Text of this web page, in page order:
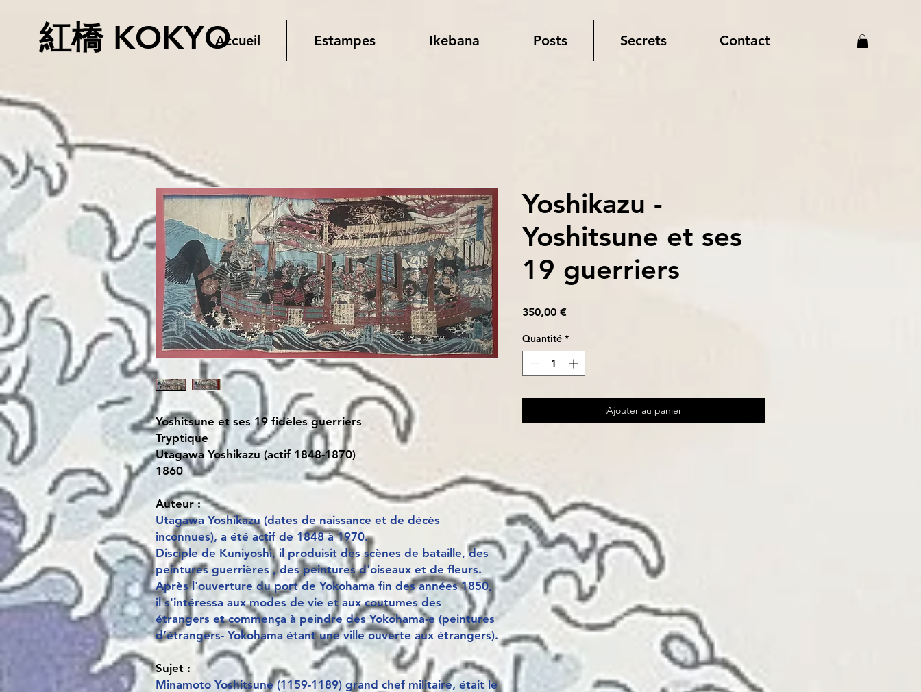
紅橋 KOKYOAccueil Estampes Ikebana Posts Secrets Contact
Yoshitsune et ses 19 fidèles guerriers
Tryptique
Utagawa Yoshikazu (actif 1848-1870)
1860
Auteur :
Utagawa Yoshikazu (dates de naissance et de décès
inconnues), a été actif de 1848 à 1970.
Disciple de Kuniyoshi, il produisit des scènes de bataille, des
peintures guerrières , des peintures d'oiseaux et de fleurs.
Après l'ouverture du port de Yokohama fin des années 1850,
il s'intéressa aux modes de vie et aux coutumes des
étrangers et commença à peindre des Yokohama-e (peintures
d’étrangers- Yokohama étant une ville ouverte aux étrangers).
Sujet :
Minamoto Yoshitsune (1159-1189) grand chef militaire, était le
Yoshikazu -
Yoshitsune et ses
19 guerriers
350,00 €Prix
Quantité *
Ajouter au panier